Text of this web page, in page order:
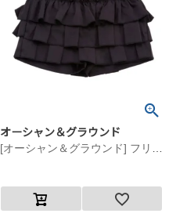
オーシャン＆グラウンド